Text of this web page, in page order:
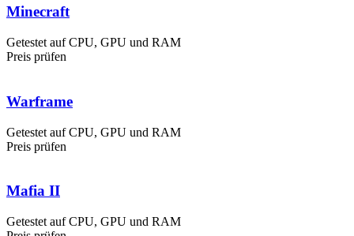
Minecraft
Getestet auf CPU, GPU und RAM
Preis prüfen
Warframe
Getestet auf CPU, GPU und RAM
Preis prüfen
Mafia II
Getestet auf CPU, GPU und RAM